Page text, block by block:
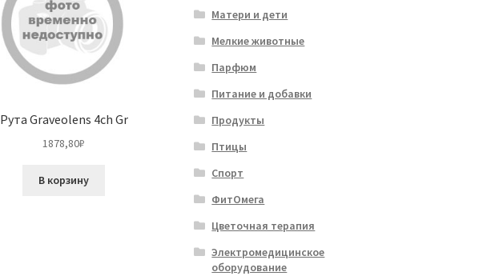
Рута Graveolens 4ch Gr
1878,80₽
В корзину
Матери и дети
Мелкие животные
Парфюм
Питание и добавки
Продукты
Птицы
Спорт
ФитОмега
Цветочная терапия
Электромедицинское
оборудование